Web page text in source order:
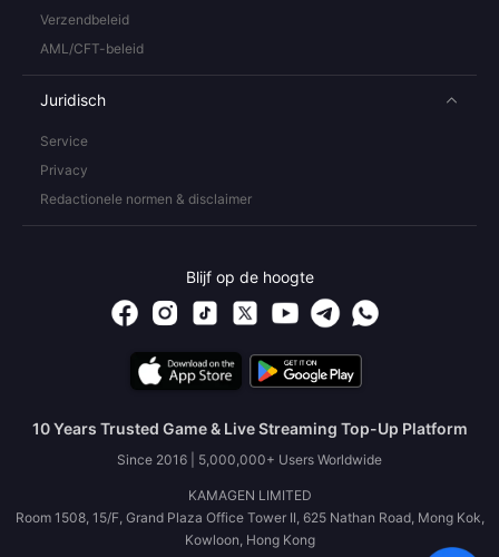
Verzendbeleid
AML/CFT-beleid
Juridisch
Service
Privacy
Redactionele normen & disclaimer
Blijf op de hoogte
10 Years Trusted Game & Live Streaming Top-Up Platform
Since 2016 | 5,000,000+ Users Worldwide
KAMAGEN LIMITED
Room 1508, 15/F, Grand Plaza Office Tower II, 625 Nathan Road, Mong Kok,
Kowloon, Hong Kong